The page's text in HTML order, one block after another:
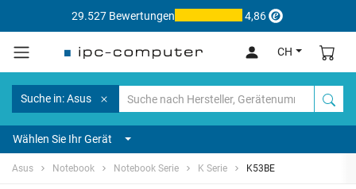
29.527 Bewertungen 4,86
CH
Suche in: Asus
Wählen Sie Ihr Gerät
Asus Notebook Notebook Serie K Serie K53BE